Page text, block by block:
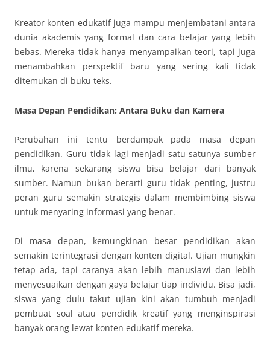
Kreator konten edukatif juga mampu menjembatani antara
dunia akademis yang formal dan cara belajar yang lebih
bebas. Mereka tidak hanya menyampaikan teori, tapi juga
menambahkan perspektif baru yang sering kali tidak
ditemukan di buku teks.
Masa Depan Pendidikan: Antara Buku dan Kamera
Perubahan ini tentu berdampak pada masa depan
pendidikan. Guru tidak lagi menjadi satu-satunya sumber
ilmu, karena sekarang siswa bisa belajar dari banyak
sumber. Namun bukan berarti guru tidak penting, justru
peran guru semakin strategis dalam membimbing siswa
untuk menyaring informasi yang benar.
Di masa depan, kemungkinan besar pendidikan akan
semakin terintegrasi dengan konten digital. Ujian mungkin
tetap ada, tapi caranya akan lebih manusiawi dan lebih
menyesuaikan dengan gaya belajar tiap individu. Bisa jadi,
siswa yang dulu takut ujian kini akan tumbuh menjadi
pembuat soal atau pendidik kreatif yang menginspirasi
banyak orang lewat konten edukatif mereka.